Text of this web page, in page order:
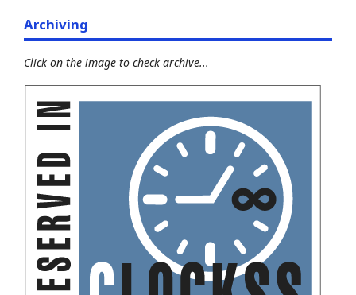
Archiving
Click on the image to check archive...